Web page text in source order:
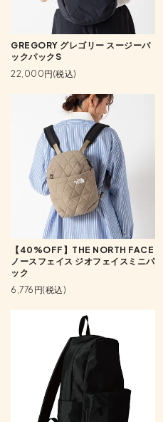
GREGORY グレゴリー スージーバ
ックパックS
22,000円(税込)
【40%OFF】THE NORTH FACE
ノースフェイス ジオフェイスミニパ
ック
6,776円(税込)